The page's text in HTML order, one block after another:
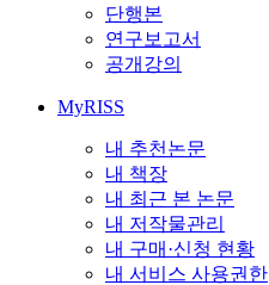
단행본
연구보고서
공개강의
MyRISS
내 추천논문
내 책장
내 최근 본 논문
내 저작물관리
내 구매·신청 현황
내 서비스 사용권한